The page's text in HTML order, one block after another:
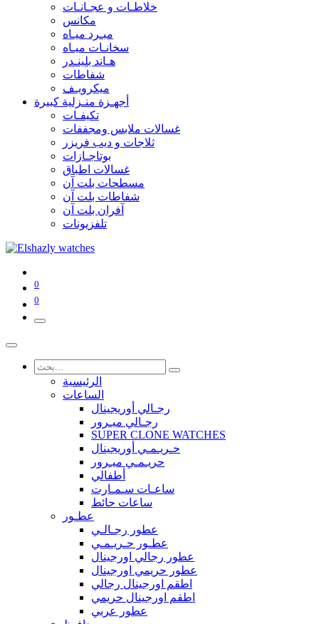
خلاطـات و عجـانـات
مكانس
مبـرد ميـاه
سخانـات ميـاه
هـاند بلينـدر
شفاطات
ميكرويـف
أجهـزة منـزلية كبيرة
تكيفـات
غسالات ملابس ومجففات
ثلاجات و ديب فريزر
بوتاجـازات
غسالات اطباق
مسطحات بلت آن
شفاطات بلت آن
آفران بلت آن
تلفزيونات
0
0
الرئيسية
الساعات
رجـالي أوريجينال
رجـالي ميـرور
SUPER CLONE WATCHES
حـريـمـي أوريجينال
حريـمـي ميـرور
أطفالي
ساعـات سـمـارت
ساعات حائط
عطـور
عطور رجـالـي
عطـور حـريـمـي
عطور رجالي اورجينال
عطور حريمي اورجينال
اطقم اورجينال رجالي
اطقم اورجينال حريمي
عطور عربي